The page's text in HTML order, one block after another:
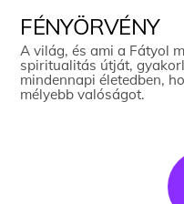
content
FÉNYÖRVÉNY
A világ, és ami a Fátyol
spiritualitás útját,
mindennapi életedben,
mélyebb valóságot.